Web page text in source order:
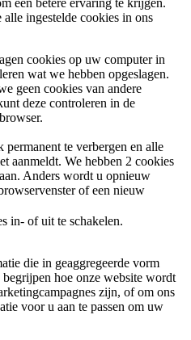
een betere ervaring te krijgen.
ingestelde cookies in ons
cookies op uw computer in
wat we hebben opgeslagen.
geen cookies van andere
deze controleren in de
te verbergen en alle
aanmeldt. We hebben 2 cookies
Anders wordt u opnieuw
of een nieuw
in- of uit te schakelen.
die in geaggregeerde vorm
hoe onze website wordt
zijn, of om ons
voor u aan te passen om uw